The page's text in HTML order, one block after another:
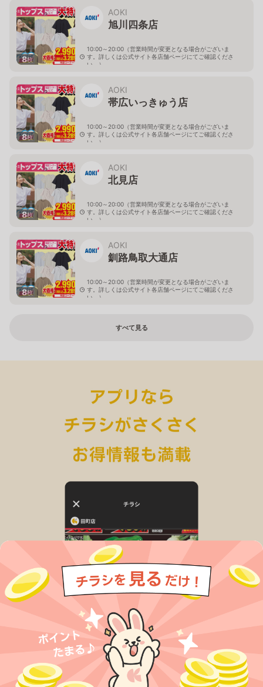
8枚
AOKI
旭川四条店
10:00～20:00（営業時間が変更となる場合がございま
す。詳しくは公式サイト各店舗ページにてご確認くださ
い。）
8枚
AOKI
帯広いっきゅう店
10:00～20:00（営業時間が変更となる場合がございま
す。詳しくは公式サイト各店舗ページにてご確認くださ
い。）
8枚
AOKI
北見店
10:00～20:00（営業時間が変更となる場合がございま
す。詳しくは公式サイト各店舗ページにてご確認くださ
い。）
8枚
AOKI
釧路鳥取大通店
10:00～20:00（営業時間が変更となる場合がございま
す。詳しくは公式サイト各店舗ページにてご確認くださ
い。）
すべて見る